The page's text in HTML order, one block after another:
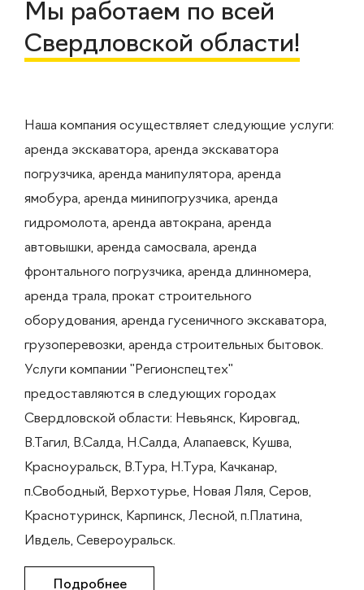
Мы работаем по всей
Свердловской области!
Наша компания осуществляет следующие услуги:
аренда экскаватора, аренда экскаватора
погрузчика, аренда манипулятора, аренда
ямобура, аренда минипогрузчика, аренда
гидромолота, аренда автокрана, аренда
автовышки, аренда самосвала, аренда
фронтального погрузчика, аренда длинномера,
аренда трала, прокат строительного
оборудования, аренда гусеничного экскаватора,
грузоперевозки, аренда строительных бытовок.
Услуги компании "Регионспецтех"
предоставляются в следующих городах
Свердловской области: Невьянск, Кировгад,
В.Тагил, В.Салда, Н.Салда, Алапаевск, Кушва,
Красноуральск, В.Тура, Н.Тура, Качканар,
п.Свободный, Верхотурье, Новая Ляля, Серов,
Краснотуринск, Карпинск, Лесной, п.Платина,
Ивдель, Североуральск.
Подробнее